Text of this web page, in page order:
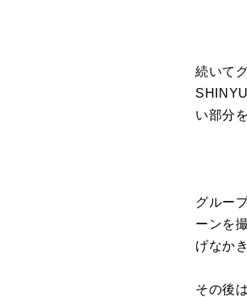
続いて
い部分
グルー
ーンを
げなか
その後